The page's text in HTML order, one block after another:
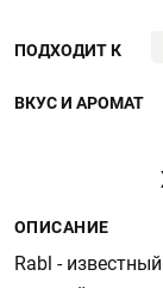
ПОДХОДИТ К
ВКУС И АРОМАТ
ОПИСАНИЕ
Rabl -